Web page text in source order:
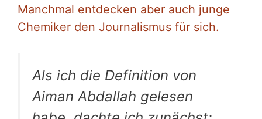
Manchmal entdecken aber auch junge
Chemiker den Journalismus für sich.
Als ich die Definition von
Aiman Abdallah gelesen